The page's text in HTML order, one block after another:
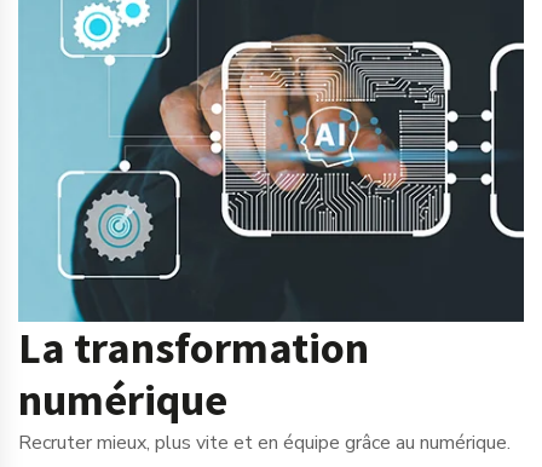
La transformation
numérique
Recruter mieux, plus vite et en équipe grâce au numérique.